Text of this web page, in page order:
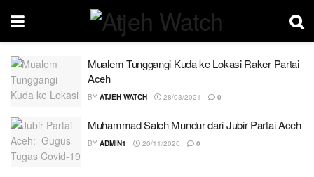
Mualem Tunggangi Kuda ke Lokasi Raker Partai
Aceh
BY ATJEH WATCH 28/03/2021 0
Muhammad Saleh Mundur dari Jubir Partai Aceh
BY ADMIN1 20/11/2020 0